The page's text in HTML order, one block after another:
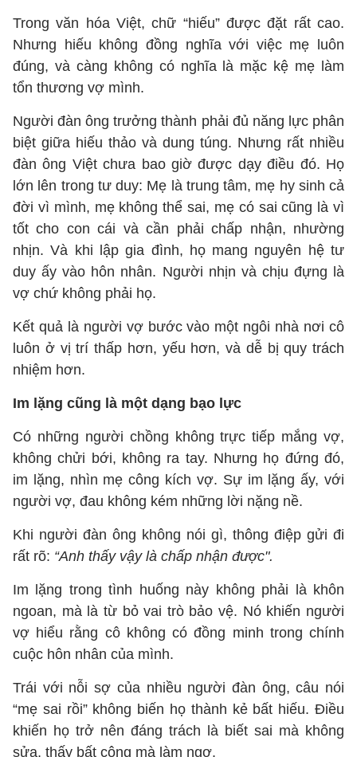
Trong văn hóa Việt, chữ “hiếu” được đặt rất cao.
Nhưng hiếu không đồng nghĩa với việc mẹ luôn
đúng, và càng không có nghĩa là mặc kệ mẹ làm
tổn thương vợ mình.
Người đàn ông trưởng thành phải đủ năng lực phân
biệt giữa hiếu thảo và dung túng. Nhưng rất nhiều
đàn ông Việt chưa bao giờ được dạy điều đó. Họ
lớn lên trong tư duy: Mẹ là trung tâm, mẹ hy sinh cả
đời vì mình, mẹ không thể sai, mẹ có sai cũng là vì
tốt cho con cái và cần phải chấp nhận, nhường
nhịn. Và khi lập gia đình, họ mang nguyên hệ tư
duy ấy vào hôn nhân. Người nhịn và chịu đựng là
vợ chứ không phải họ.
Kết quả là người vợ bước vào một ngôi nhà nơi cô
luôn ở vị trí thấp hơn, yếu hơn, và dễ bị quy trách
nhiệm hơn.
Im lặng cũng là một dạng bạo lực
Có những người chồng không trực tiếp mắng vợ,
không chửi bới, không ra tay. Nhưng họ đứng đó,
im lặng, nhìn mẹ công kích vợ. Sự im lặng ấy, với
người vợ, đau không kém những lời nặng nề.
Khi người đàn ông không nói gì, thông điệp gửi đi
rất rõ: “Anh thấy vậy là chấp nhận được".
Im lặng trong tình huống này không phải là khôn
ngoan, mà là từ bỏ vai trò bảo vệ. Nó khiến người
vợ hiểu rằng cô không có đồng minh trong chính
cuộc hôn nhân của mình.
Trái với nỗi sợ của nhiều người đàn ông, câu nói
“mẹ sai rồi” không biến họ thành kẻ bất hiếu. Điều
khiến họ trở nên đáng trách là biết sai mà không
sửa, thấy bất công mà làm ngơ.